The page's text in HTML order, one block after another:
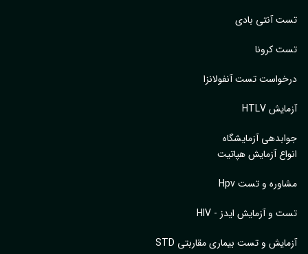
تست آنتی بادی
تست کرونا
درخواست تست آنفولانزا
آزمایش HTLV
جوابدهی آزمایشگاه
انواع آزمایش هپاتیت
مشاوره و تست Hpv
تست و آزمایش ایدز - HIV
آزمایش و تست بیماری مقاربتی STD